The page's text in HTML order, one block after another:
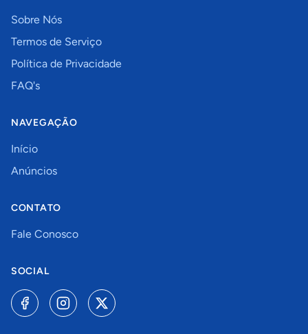
Sobre Nós
Termos de Serviço
Política de Privacidade
FAQ's
NAVEGAÇÃO
Início
Anúncios
CONTATO
Fale Conosco
SOCIAL